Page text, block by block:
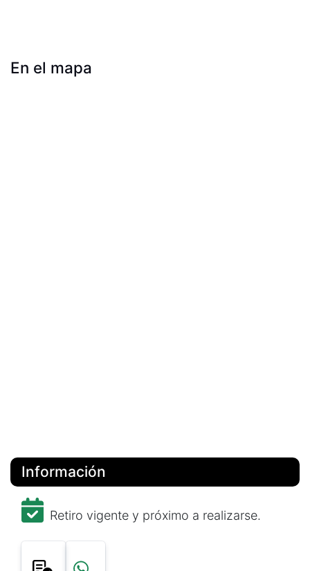
En el mapa
Información
Retiro vigente y próximo a realizarse.